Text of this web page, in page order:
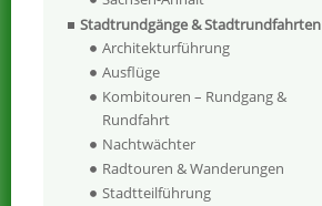
Stadtrundgänge & Stadtrundfahrten
Architekturführung
Ausflüge
Kombitouren – Rundgang &
Rundfahrt
Nachtwächter
Radtouren & Wanderungen
Stadtteilführung